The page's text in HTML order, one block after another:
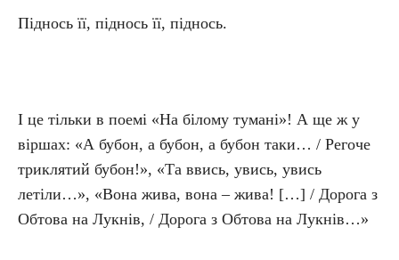
Піднось її, піднось її, піднось.
І це тільки в поемі «На білому тумані»! А ще ж у
віршах: «А бубон, а бубон, а бубон таки… / Регоче
триклятий бубон!», «Та ввись, увись, увись
летіли…», «Вона жива, вона – жива! […] / Дорога з
Обтова на Лукнів, / Дорога з Обтова на Лукнів…»